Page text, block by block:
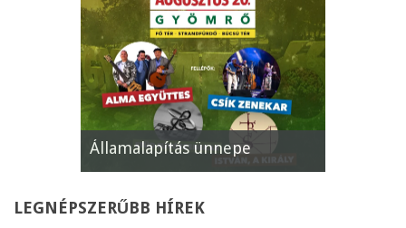
Államalapítás ünnepe
LEGNÉPSZERŰBB HÍREK